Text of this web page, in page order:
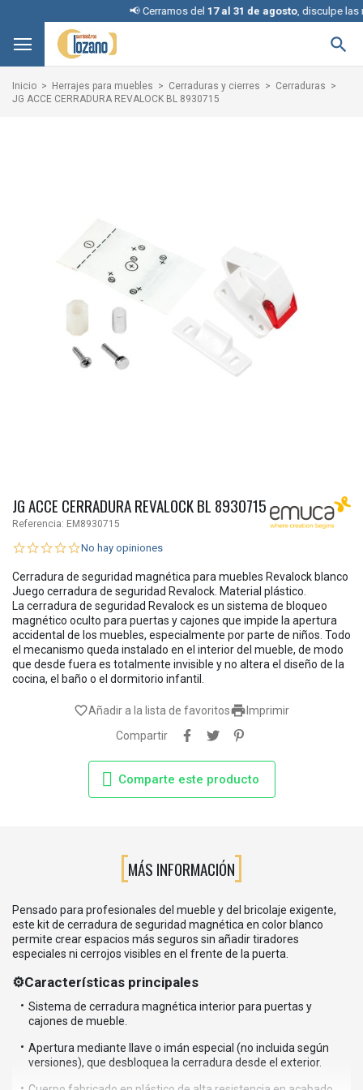
📢 Cerramos del17 al 31 de agosto, disculpe las

Inicio Herrajes para muebles Cerraduras y cierres
Cerraduras
JG ACCE CERRADURA REVALOCK BL 8930715
JG ACCE CERRADURA REVALOCK BL 8930715
Referencia: EM8930715
No hay opiniones
Cerradura de seguridad magnética para muebles Revalock blanco
Juego cerradura de seguridad Revalock. Material plástico.
La cerradura de seguridad Revalock es un sistema de bloqueo
magnético oculto para puertas y cajones que impide la apertura
accidental de los muebles, especialmente por parte de niños. Todo
el mecanismo queda instalado en el interior del mueble, de modo
que desde fuera es totalmente invisible y no altera el diseño de la
cocina, el baño o el dormitorio infantil.
 Imprimir
favorite_borderAñadir a la lista de favoritos
Compartir
Comparte este producto
MÁS INFORMACIÓN
Pensado para profesionales del mueble y del bricolaje exigente,
este kit de cerradura de seguridad magnética en color blanco
permite crear espacios más seguros sin añadir tiradores
especiales ni cerrojos visibles en el frente de la puerta.
⚙️Características principales
Sistema de cerradura magnética interior para puertas y
cajones de mueble.
Apertura mediante llave o imán especial (no incluida según
versiones), que desbloquea la cerradura desde el exterior.